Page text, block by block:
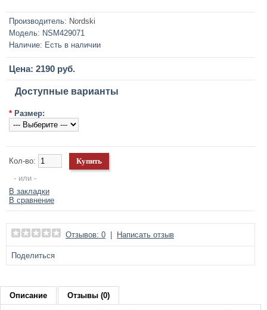
Производитель: Nordski
Модель: NSM429071
Наличие: Есть в наличии
Цена: 2190 руб.
Доступные варианты
* Размер:
Кол-во:
- или -
В закладки
В сравнение
Отзывов: 0 Написать отзыв
Поделиться
Описание Отзывы (0)